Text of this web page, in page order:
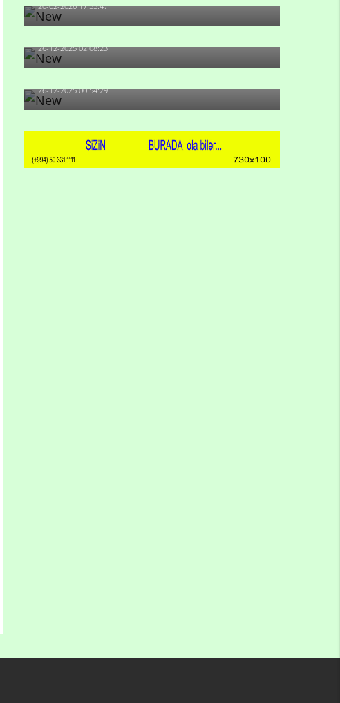
20-02-2026 17:55:47
Məni bura NAZİR GÖNDƏRİB - 1937-ci ildən
fəaliyyətdə olan və...
26-12-2025 02:08:23
-Ay qız, sən məhkəməni udmayacaqsan... Sən
bilirsən də, məni...
26-12-2025 00:54:29